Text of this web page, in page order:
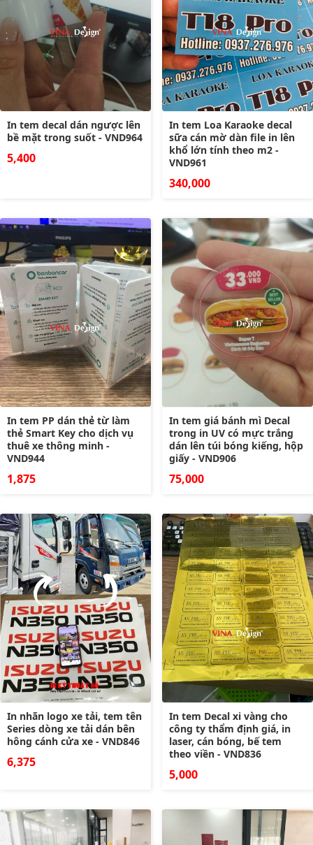
In tem decal dán ngược lên
bề mặt trong suốt - VND964
5,400
In tem Loa Karaoke decal
sữa cán mờ dàn file in lên
khổ lớn tính theo m2 -
VND961
340,000
In tem PP dán thẻ từ làm
thẻ Smart Key cho dịch vụ
thuê xe thông minh -
VND944
1,875
In tem giá bánh mì Decal
trong in UV có mực trắng
dán lên túi bóng kiếng, hộp
giấy - VND906
75,000
In nhãn logo xe tải, tem tên
Series dòng xe tải dán bên
hông cánh cửa xe - VND846
6,375
In tem Decal xi vàng cho
công ty thẩm định giá, in
laser, cán bóng, bế tem
theo viền - VND836
5,000